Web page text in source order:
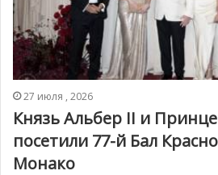
27 июля , 2026
Князь Альбер II и
посетили 77-й Бал
Монако